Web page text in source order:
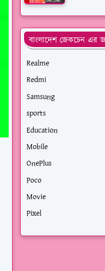
বাংলাদেশ জেকচেন এর
Realme
Redmi
Samsung
sports
Education
Mobile
OnePlus
Poco
Movie
Pixel